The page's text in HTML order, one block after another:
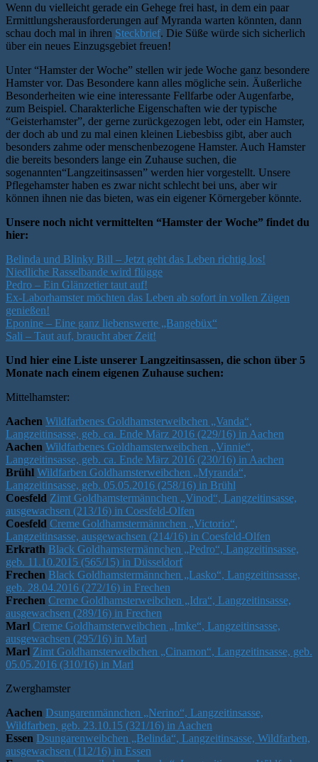
Wenn du vielleicht gerade ein Gehege frei hast, in dem ein paar
Ermittlungsherausforderungen auf Myranda warten könnten, dann
schau doch mal in ihren Steckbrief. Die Süße würde sich sicherlich
über ein neues Einzugsgebiet freuen!
Unter “Hamster der Woche” stellen wir jede Woche ganz besondere
Hamster vor. Das Besondere kann alles mögliche sein. Äußerliche
Besonderheiten wie eine interessante Fellfarbe oder Augenfarbe,
zum Beispiel. Charakterliche Eigenschaften wie der typische
“Geisterhamster”, der gerne zurückgezogen lebt, oder ein Hamster,
der doch ab und zu mal einen kleinen Liebesbiss gibt, aber auch
besonders zahme oder menschenbezogene Hamster. Auch Hamster
die bereits besonders lange ein Zuhause suchen, die
sogenannten“Langzeitinsassen” werden hier vorgestellt. Unsere
Pflegehamster haben es zwar nicht schlecht bei uns, aber wir
können ihnen nie das bieten, was ein eigener Körnergeber könnte.
Unsere noch nicht vermittelten “Hamster der Woche” findet du
hier:
Belinda und Blinky Bill – Jetzt geht das Leben richtig los!
Niedliche Rasselbande wird flügge
Pedro – Ein Glänzetier taut auf!
Ex-Laborhamster möchten das Leben ab sofort in vollen Zügen
genießen!
Eponine – Eine ganz liebenswerte „Bangebüx“
Sali – Taut auf, braucht aber Zeit!
Und hier eine Liste unserer Langzeitinsassen, die schon über 5
Monate nach einem eigenen Zuhause suchen:
Mittelhamster:
Aachen Wildfarbenes Goldhamsterweibchen „Vanda“,
Langzeitinsasse, geb. ca. Ende März 2016 (229/16) in Aachen
Aachen Wildfarbenes Goldhamsterweibchen „Vinnie“,
Langzeitinsasse, geb. ca. Ende März 2016 (230/16) in Aachen
Brühl Wildfarben Goldhamsterweibchen „Myranda“,
Langzeitinsasse, geb. 05.05.2016 (258/16) in Brühl
Coesfeld Zimt Goldhamstermännchen „Vinod“, Langzeitinsasse,
ausgewachsen (213/16) in Coesfeld-Olfen
Coesfeld Creme Goldhamstermännchen „Victorio“,
Langzeitinsasse, ausgewachsen (214/16) in Coesfeld-Olfen
Erkrath Black Goldhamstermännchen „Pedro“, Langzeitinsasse,
geb. 11.10.2015 (565/15) in Düsseldorf
Frechen Black Goldhamstermännchen „Lasko“, Langzeitinsasse,
geb. 28.04.2016 (272/16) in Frechen
Frechen Creme Goldhamsterweibchen „Idra“, Langzeitinsasse,
ausgewachsen (289/16) in Frechen
Marl Creme Goldhamsterweibchen „Imke“, Langzeitinsasse,
ausgewachsen (295/16) in Marl
Marl Zimt Goldhamsterweibchen „Cinamon“, Langzeitinsasse, geb.
05.05.2016 (310/16) in Marl
Zwerghamster
Aachen Dsungarenmännchen „Nerino“, Langzeitinsasse,
Wildfarben, geb. 23.10.15 (321/16) in Aachen
Essen Dsungarenweibchen „Belinda“, Langzeitinsasse, Wildfarben,
ausgewachsen (112/16) in Essen